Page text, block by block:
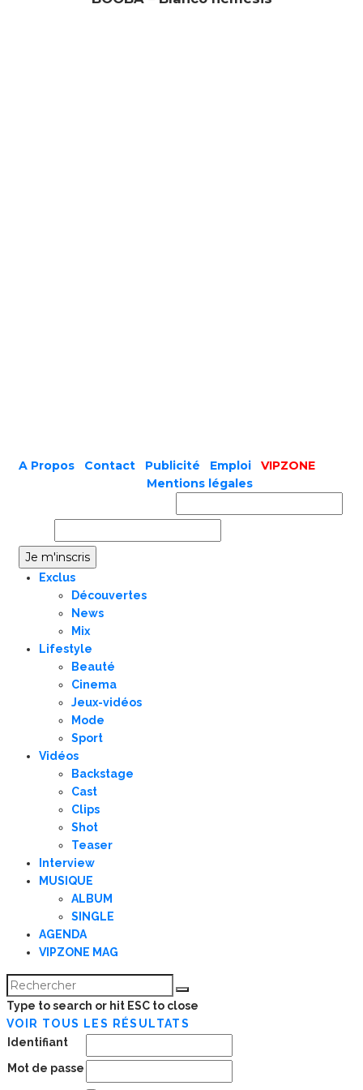
A Propos Contact Publicité Emploi
VIPZONE
Mentions légales
Exclus
Découvertes
News
Mix
Lifestyle
Beauté
Cinema
Jeux-vidéos
Mode
Sport
Vidéos
Backstage
Cast
Clips
Shot
Teaser
Interview
MUSIQUE
ALBUM
SINGLE
AGENDA
VIPZONE MAG
Type to search or hit ESC to close
VOIR TOUS LES RÉSULTATS
Identifiant
Mot de passe